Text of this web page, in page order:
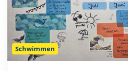
Schwimmen